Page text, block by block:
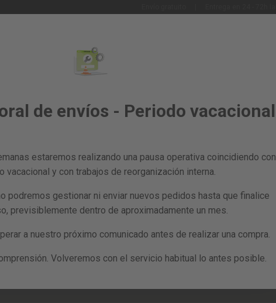
de envíos - Periodo vacacional
estaremos realizando una pausa operativa coincidiendo con
vacacional y con trabajos de reorganización interna.
podremos gestionar ni enviar nuevos pedidos hasta que finalice
previsiblemente dentro de aproximadamente un mes.
a nuestro próximo comunicado antes de realizar una compra.
Volveremos con el servicio habitual lo antes posible.
con el objetivo de facilitar la vida a los usuarios con
de jardinería, bricolaje y taller para uso doméstico y
marcas especializadas en mejorar la vida de las
es ofrecer herramientas y maquinaria accesibles,
para que no haya proyecto que se te resista.